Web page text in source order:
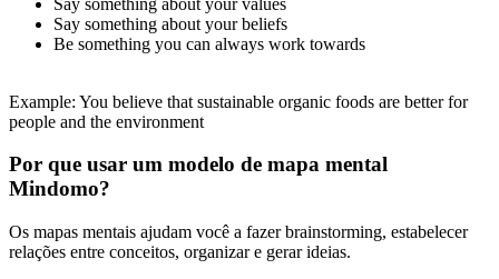
Say something about your beliefs
Be something you can always work towards
Example: You believe that sustainable organic foods are better for
people and the environment
Por que usar um modelo de mapa mental
Mindomo?
Os mapas mentais ajudam você a fazer brainstorming, estabelecer
relações entre conceitos, organizar e gerar ideias.